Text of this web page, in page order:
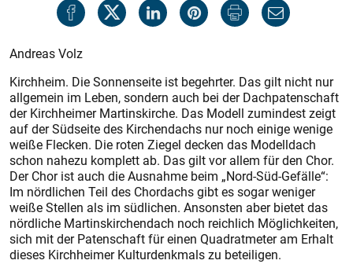
Andreas Volz
Kirchheim. Die Sonnenseite ist begehrter. Das gilt nicht nur
allgemein im Leben, sondern auch bei der Dach­patenschaft
der Kirchheimer Martinskirche. Das Modell zumindest zeigt
auf der Südseite des Kirchendachs nur noch einige wenige
weiße Flecken. Die roten Ziegel decken das Modelldach
schon nahezu komplett ab. Das gilt vor allem für den Chor.
Der Chor ist auch die Ausnahme beim „Nord-Süd-Gefälle“:
Im nördlichen Teil des Chordachs gibt es sogar weniger
weiße Stellen als im südlichen. Ansonsten aber bietet das
nördliche Martinskirchendach noch reichlich Möglichkeiten,
sich mit der Patenschaft für einen Quadratmeter am Erhalt
dieses Kirchheimer Kulturdenkmals zu beteiligen.